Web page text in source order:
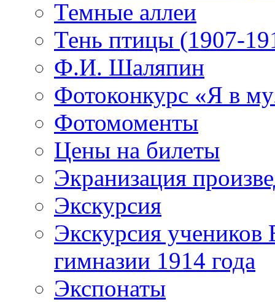
Темные аллеи
Тень птицы (1907-
Ф.И. Шаляпин
Фотоконкурс «Я в
Фотомоменты
Цены на билеты
Экранизация
Экскурсия
Экскурсия
гимназии 1914 года
Экспонаты